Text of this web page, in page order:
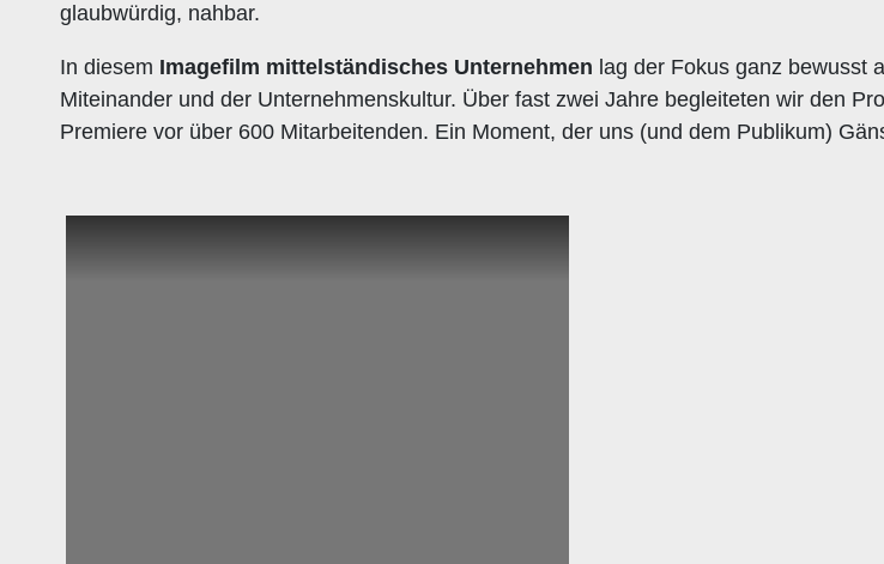
glaubwürdig, nahbar.
In diesem Imagefilm mittelständisches Unternehmen lag der Fokus ganz bewusst
Miteinander und der Unternehmenskultur. Über fast zwei Jahre begleiteten wir den
Premiere vor über 600 Mitarbeitenden. Ein Moment, der uns (und dem Publikum)